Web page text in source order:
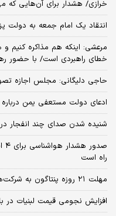
خرازی/ هشدار برای آن‌هایی که می‌خواهند به ۲۵۰
انتقاد یک امام جمعه به دولت
مرعشی: اینکه هم مذاکره کنیم
خطای راهبردی است/ با حضور
حاجی دلیگانی: مجلس اجازه
ادعای دولت مستعفی یمن درباره
شنیده شدن صدای چند انفجار
راه است
مهلت ۲۱ روزه پنتاگون به شرکت‌های دفاعی برای تسریع در تحویل سلاح
افزایش نجومی قیمت لبنیات در